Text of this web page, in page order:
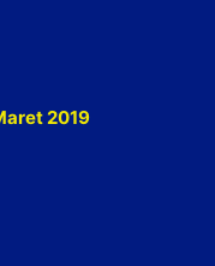
2019